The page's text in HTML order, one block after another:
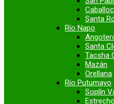
Santa
Río Napo
Santa
Tacsha
Mazán
Orellana
Río Putumayo
Soplín
Estrecho